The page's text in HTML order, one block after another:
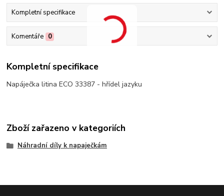
Kompletní specifikace
Komentáře 0
Kompletní specifikace
Napáječka litina ECO 33387 - hřídel jazyku
Zboží zařazeno v kategoriích
Náhradní díly k napaječkám